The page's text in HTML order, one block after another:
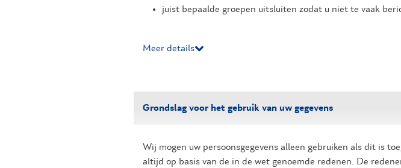
juist bepaalde groepen uitsluiten zodat u niet te vaak
Meer details
Grondslag voor het gebruik van uw gegevens
Wij mogen uw persoonsgegevens alleen gebruiken als dit is
altijd op basis van de in de wet genoemde redenen. De